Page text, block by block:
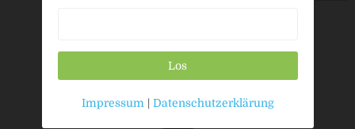
Los
Impressum | Datenschutzerklärung